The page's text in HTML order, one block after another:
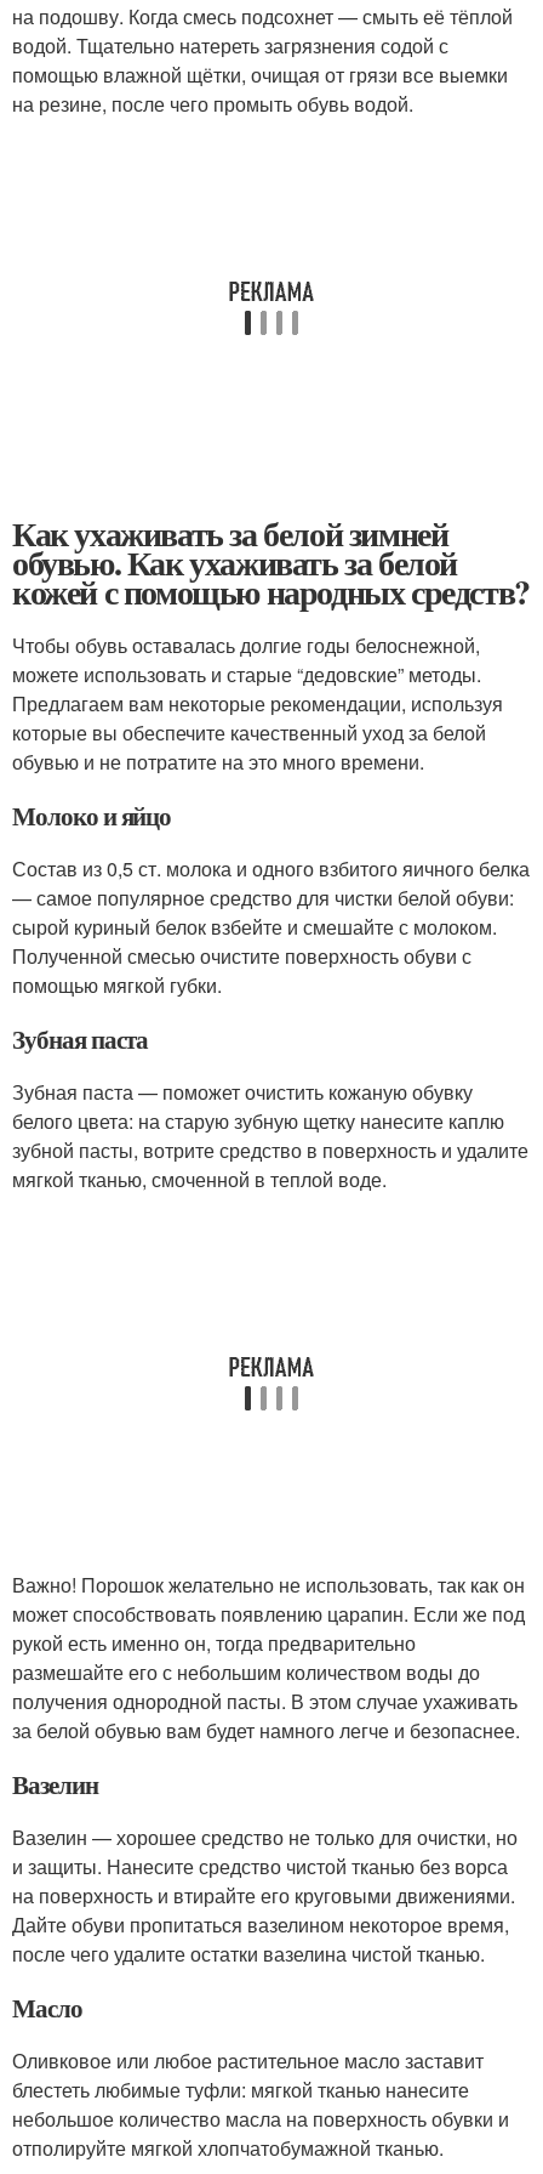
на подошву. Когда смесь подсохнет — смыть её тёплой
водой. Тщательно натереть загрязнения содой с
помощью влажной щётки, очищая от грязи все выемки
на резине, после чего промыть обувь водой.
Как ухаживать за белой зимней
обувью. Как ухаживать за белой
кожей с помощью народных средств?
Чтобы обувь оставалась долгие годы белоснежной,
можете использовать и старые “дедовские” методы.
Предлагаем вам некоторые рекомендации, используя
которые вы обеспечите качественный уход за белой
обувью и не потратите на это много времени.
Молоко и яйцо
Состав из 0,5 ст. молока и одного взбитого яичного белка
— самое популярное средство для чистки белой обуви:
сырой куриный белок взбейте и смешайте с молоком.
Полученной смесью очистите поверхность обуви с
помощью мягкой губки.
Зубная паста
Зубная паста — поможет очистить кожаную обувку
белого цвета: на старую зубную щетку нанесите каплю
зубной пасты, вотрите средство в поверхность и удалите
мягкой тканью, смоченной в теплой воде.
Важно! Порошок желательно не использовать, так как он
может способствовать появлению царапин. Если же под
рукой есть именно он, тогда предварительно
размешайте его с небольшим количеством воды до
получения однородной пасты. В этом случае ухаживать
за белой обувью вам будет намного легче и безопаснее.
Вазелин
Вазелин — хорошее средство не только для очистки, но
и защиты. Нанесите средство чистой тканью без ворса
на поверхность и втирайте его круговыми движениями.
Дайте обуви пропитаться вазелином некоторое время,
после чего удалите остатки вазелина чистой тканью.
Масло
Оливковое или любое растительное масло заставит
блестеть любимые туфли: мягкой тканью нанесите
небольшое количество масла на поверхность обувки и
отполируйте мягкой хлопчатобумажной тканью.